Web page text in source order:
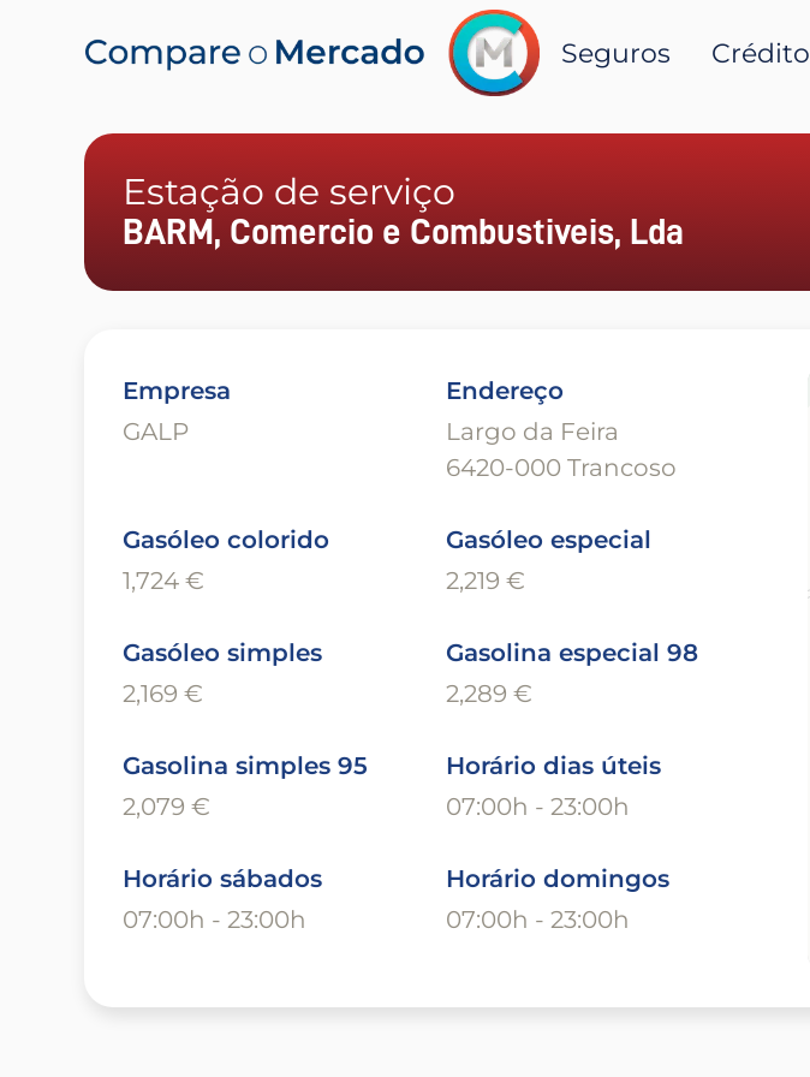
Seguros Crédito
Estação de serviço
BARM, Comercio e Combustiveis, Lda
Empresa
GALP
Endereço
Largo da Feira
6420-000 Trancoso
Gasóleo colorido
1,724 €
Gasóleo especial
2,219 €
Gasóleo simples
2,169 €
Gasolina especial 98
2,289 €
Gasolina simples 95
2,079 €
Horário dias úteis
07:00h - 23:00h
Horário sábados
07:00h - 23:00h
Horário domingos
07:00h - 23:00h